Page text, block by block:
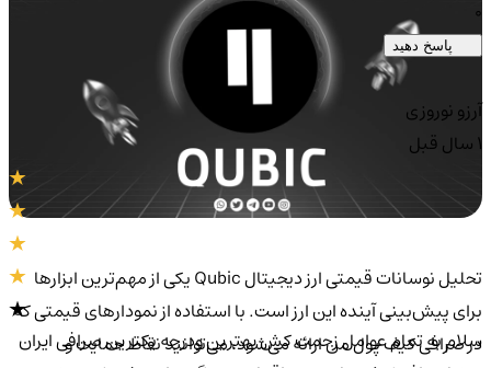
تحلیل نوسانات قیمتی ارز دیجیتال Qubic یکی از مهم‌ترین ابزارها
برای پیش‌بینی آینده این ارز است. با استفاده از نمودارهای قیمتی که
در صرافی کیف پول من ارائه می‌شود، می‌توانید نقاط حمایت و
پاسخ دهید
آرزو نوروزی
سلام به تمام عوامل زحمت کش بهترین ودرجه یکترین صرافی ایران